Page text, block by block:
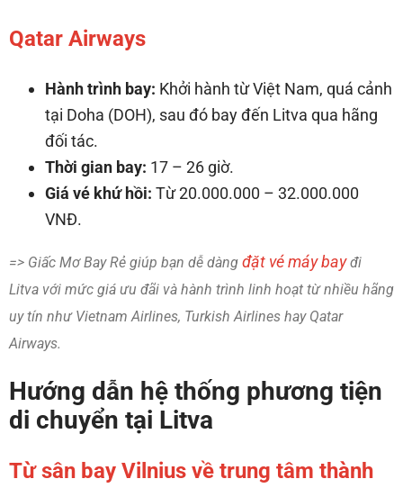
Qatar Airways
Hành trình bay: Khởi hành từ Việt Nam, quá cảnh
tại Doha (DOH), sau đó bay đến Litva qua hãng
đối tác.
Thời gian bay: 17 – 26 giờ.
Giá vé khứ hồi: Từ 20.000.000 – 32.000.000
VNĐ.
=> Giấc Mơ Bay Rẻ giúp bạn dễ dàng đặt vé máy bayđi
Litva với mức giá ưu đãi và hành trình linh hoạt từ nhiều hãng
uy tín như Vietnam Airlines, Turkish Airlines hay Qatar
Airways.
Hướng dẫn hệ thống phương tiện
di chuyển tại Litva
Từ sân bay Vilnius về trung tâm thành